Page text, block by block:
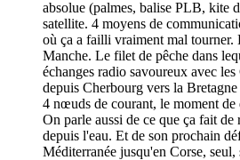
absolue (palmes, balise PLB, kite
satellite. 4 moyens de
où ça a failli vraiment mal tourner.
Manche. Le filet de pêche dans
échanges radio savoureux avec
depuis Cherbourg vers la
4 nœuds de courant, le moment de
On parle aussi de ce que ça fait
depuis l'eau. Et de son prochain
Méditerranée jusqu'en Corse, seul,